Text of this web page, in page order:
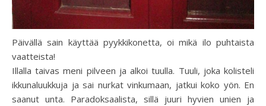
Päivällä sain käyttää pyykkikonetta, oi mikä ilo puhtaista
vaatteista!
Illalla taivas meni pilveen ja alkoi tuulla. Tuuli, joka kolisteli
ikkunaluukkuja ja sai nurkat vinkumaan, jatkui koko yön. En
saanut unta. Paradoksaalista, sillä juuri hyvien unien ja